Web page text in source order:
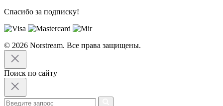
Спасибо за подписку!
© 2026 Norstream. Все права защищены.
Поиск по сайту